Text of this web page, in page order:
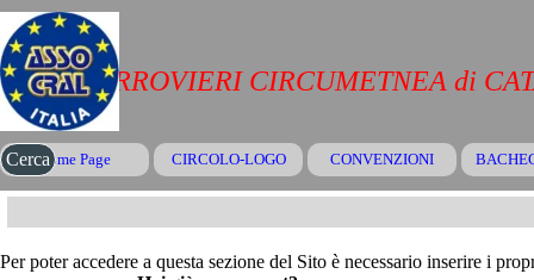
Vai ai contenuti
Salta menù
Home Page CIRCOLO-LOGO ▼
CONVENZIONI
CRAL FERROVIERI CIRCUMETNEA di
Cerca
Per poter accedere a questa sezione del Sito è necessario inserire i